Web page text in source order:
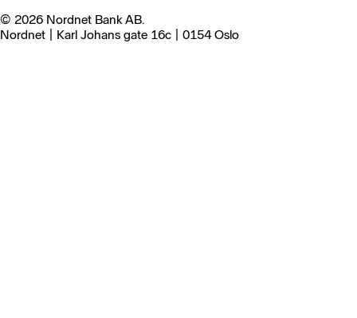
© 2026 Nordnet Bank AB.
Nordnet | Karl Johans gate 16c | 0154 Oslo